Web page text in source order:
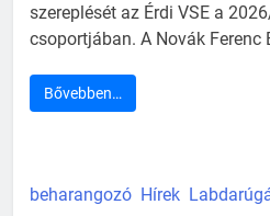
szereplését az Érdi VSE a
csoportjában. A Novák Ferenc
Bővebben…
beharangozó Hírek